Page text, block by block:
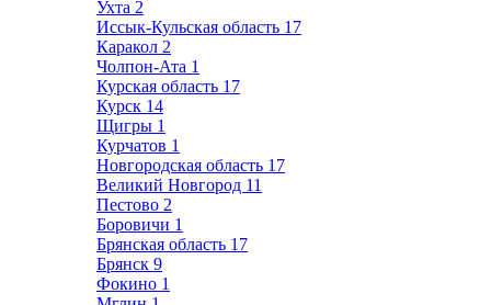
Ухта 2
Иссык-Кульская область 17
Каракол 2
Чолпон-Ата 1
Курская область 17
Курск 14
Щигры 1
Курчатов 1
Новгородская область 17
Великий Новгород 11
Пестово 2
Боровичи 1
Брянская область 17
Брянск 9
Фокино 1